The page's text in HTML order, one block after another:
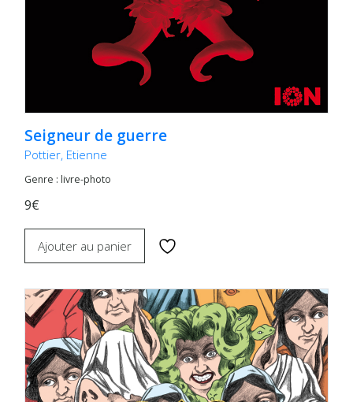
Seigneur de guerre
Pottier, Etienne
Genre : livre-photo
9€
Ajouter au panier